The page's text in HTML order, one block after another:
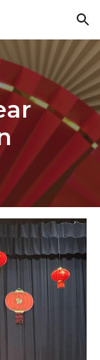
Skip to navigation